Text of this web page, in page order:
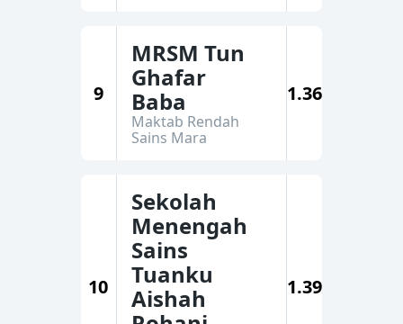
9
MRSM Tun
Ghafar
Baba
Maktab Rendah
Sains Mara
1.36
10
Sekolah
Menengah
Sains
Tuanku
Aishah
1.39